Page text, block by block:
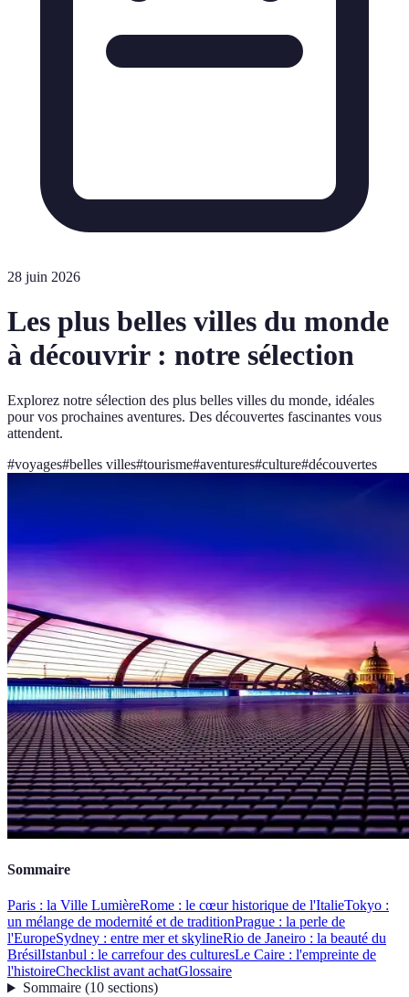
28 juin 2026
Les plus belles villes du monde
à découvrir : notre sélection
Explorez notre sélection des plus belles villes du monde, idéales
pour vos prochaines aventures. Des découvertes fascinantes vous
attendent.
#voyages#belles villes#tourisme#aventures#culture#découvertes
Sommaire
Paris : la Ville LumièreRome : le cœur historique de l'ItalieTokyo :
un mélange de modernité et de traditionPrague : la perle de
l'EuropeSydney : entre mer et skylineRio de Janeiro : la beauté du
BrésilIstanbul : le carrefour des culturesLe Caire : l'empreinte de
l'histoireChecklist avant achatGlossaire
Sommaire(10 sections)